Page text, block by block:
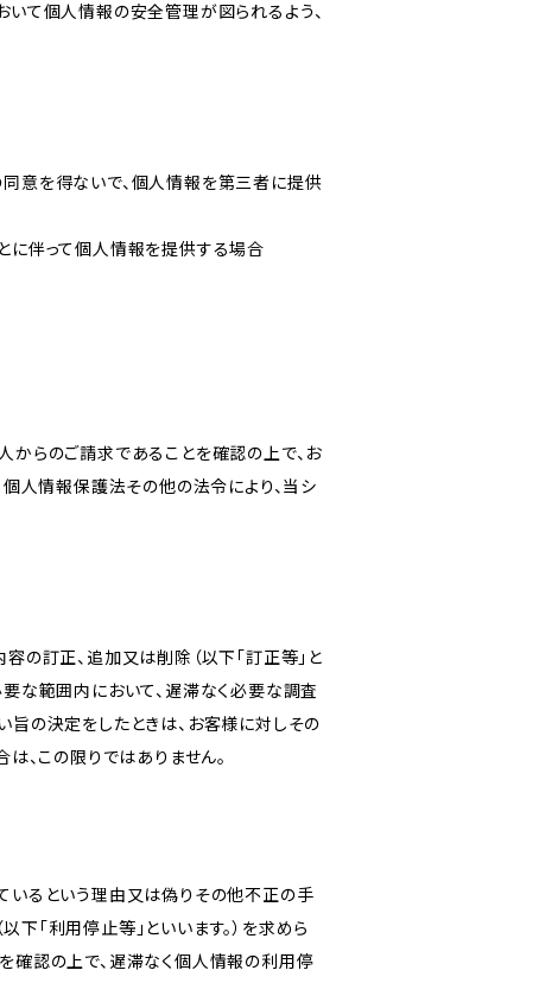
て個人情報の安全管理が図られるよう、
意を得ないで、個人情報を第三者に提供
に伴って個人情報を提供する場合
からのご請求であることを確認の上で、お
個人情報保護法その他の法令により、当シ
の訂正、追加又は削除（以下「訂正等」と
な範囲内において、遅滞なく必要な調査
の決定をしたときは、お客様に対しその
、この限りではありません。
いるという理由又は偽りその他不正の手
「利用停止等」といいます。）を求めら
確認の上で、遅滞なく個人情報の利用停